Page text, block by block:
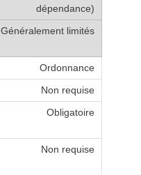
dépendance)
Généralement limités
Ordonnance
Non requise
Obligatoire
Non requise